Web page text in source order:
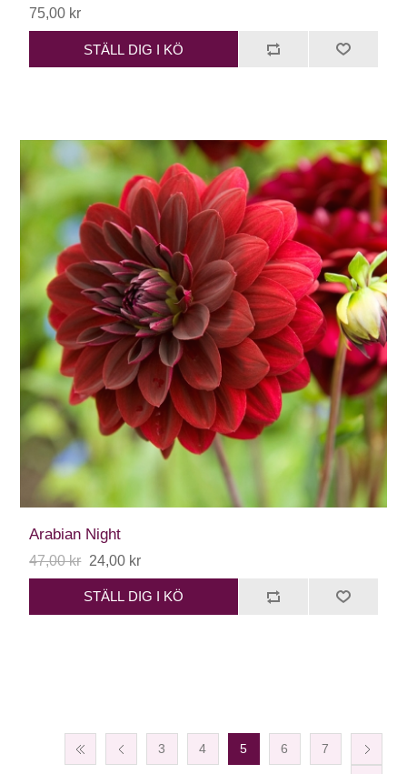
75,00 kr
STÄLL DIG I KÖ
Arabian Night
47,00 kr 24,00 kr
STÄLL DIG I KÖ
3 4 5 6 7